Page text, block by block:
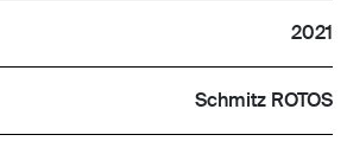
2021
Schmitz ROTOS